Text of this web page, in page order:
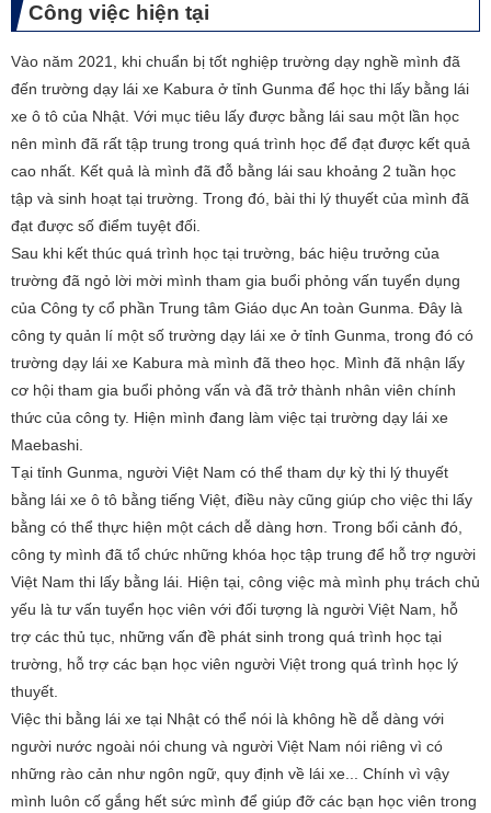
Công việc hiện tại
Vào năm 2021, khi chuẩn bị tốt nghiệp trường dạy nghề mình đã
đến trường dạy lái xe Kabura ở tỉnh Gunma để học thi lấy bằng lái
xe ô tô của Nhật. Với mục tiêu lấy được bằng lái sau một lần học
nên mình đã rất tập trung trong quá trình học để đạt được kết quả
cao nhất. Kết quả là mình đã đỗ bằng lái sau khoảng 2 tuần học
tập và sinh hoạt tại trường. Trong đó, bài thi lý thuyết của mình đã
đạt được số điểm tuyệt đối.
Sau khi kết thúc quá trình học tại trường, bác hiệu trưởng của
trường đã ngỏ lời mời mình tham gia buổi phỏng vấn tuyển dụng
của Công ty cổ phần Trung tâm Giáo dục An toàn Gunma. Đây là
công ty quản lí một số trường dạy lái xe ở tỉnh Gunma, trong đó có
trường dạy lái xe Kabura mà mình đã theo học. Mình đã nhận lấy
cơ hội tham gia buổi phỏng vấn và đã trở thành nhân viên chính
thức của công ty. Hiện mình đang làm việc tại trường dạy lái xe
Maebashi.
Tại tỉnh Gunma, người Việt Nam có thể tham dự kỳ thi lý thuyết
bằng lái xe ô tô bằng tiếng Việt, điều này cũng giúp cho việc thi lấy
bằng có thể thực hiện một cách dễ dàng hơn. Trong bối cảnh đó,
công ty mình đã tổ chức những khóa học tập trung để hỗ trợ người
Việt Nam thi lấy bằng lái. Hiện tại, công việc mà mình phụ trách chủ
yếu là tư vấn tuyển học viên với đối tượng là người Việt Nam, hỗ
trợ các thủ tục, những vấn đề phát sinh trong quá trình học tại
trường, hỗ trợ các bạn học viên người Việt trong quá trình học lý
thuyết.
Việc thi bằng lái xe tại Nhật có thể nói là không hề dễ dàng với
người nước ngoài nói chung và người Việt Nam nói riêng vì có
những rào cản như ngôn ngữ, quy định về lái xe... Chính vì vậy
mình luôn cố gắng hết sức mình để giúp đỡ các bạn học viên trong